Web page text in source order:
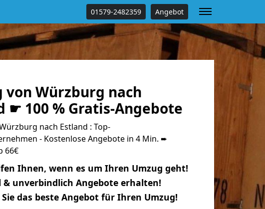
01579-2482359 Angebot
von Würzburg nach
☛ 100 % Gratis-Angebote
nach Estland : Top-
- Kostenlose Angebote in 4 Min. ➨
66€
Ihnen, wenn es um Ihren Umzug geht!
& unverbindlich Angebote erhalten!
Sie das beste Angebot für Ihren Umzug!